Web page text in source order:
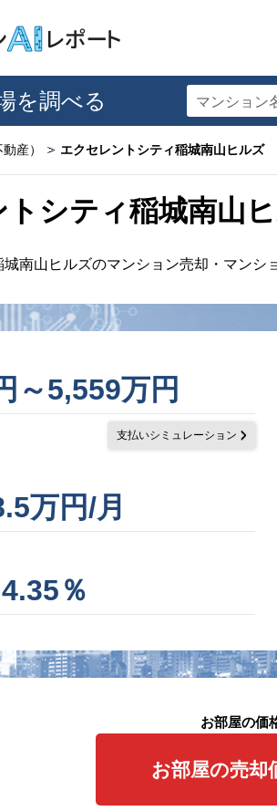
を調べる マンション
産） エクセレントシティ稲城南山ヒルズ
シティ稲城南山
南山ヒルズのマンション売却・マンシ
～5,559万円
支払いシミュレーション
万円/月
％
お部屋の価
お部屋の売却